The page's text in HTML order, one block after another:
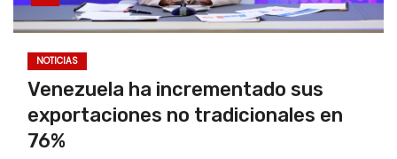
NOTICIAS
Venezuela ha incrementado sus
exportaciones no tradicionales en
76%